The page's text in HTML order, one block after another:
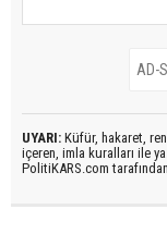
UYARI: Küfür, hakaret,
içeren, imla kuralları ile
PolitiKARS.com